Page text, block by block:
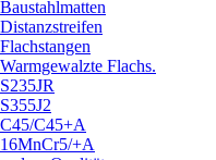
Baustahlmatten
Distanzstreifen
Flachstangen
Warmgewalzte Flachs.
S235JR
S355J2
C45/C45+A
16MnCr5/+A